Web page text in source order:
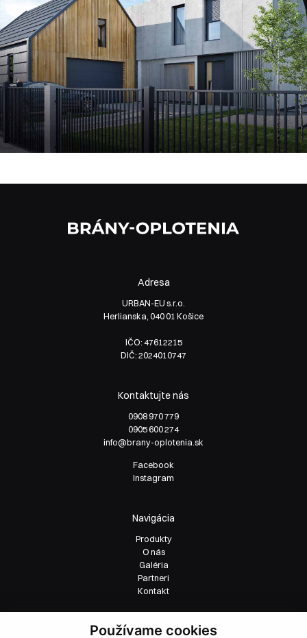
Používame cookies
Adresa
URBAN-EU s.r.o.
Herlianska, 040 01 Košice
IČO: 47612215
DIČ: 2024010747
Kontaktujte nás
0908 970 779
0905 600 274
info@brany-oplotenia.sk
Facebook
Instagram
Navigácia
Produkty
O nás
Galéria
Partneri
Kontakt
Produkty